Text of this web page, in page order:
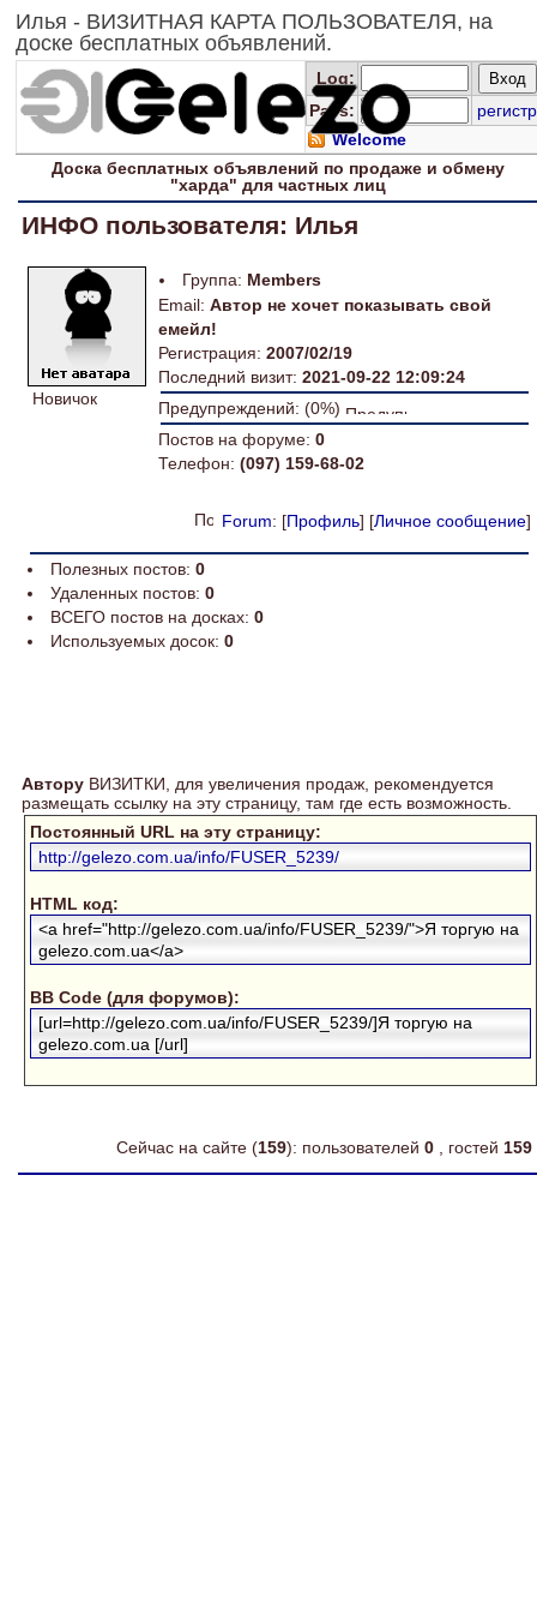
Илья - ВИЗИТНАЯ КАРТА ПОЛЬЗОВАТЕЛЯ, на
доске бесплатных объявлений.
Log:
Pass:
регистр
Welcome
Доскабесплатных объявлений по продаже и обмену
"харда" длячастных лиц
ИНФО пользователя: Илья
Новичок
Группа: Members
Email: Автор не хочет показывать свой
емейл!
Регистрация: 2007/02/19
Последний визит: 2021-09-22 12:09:24
Предупреждений: (0%)
Постов на форуме: 0
Телефон: (097) 159-68-02
Forum: [Профиль] [Личное сообщение]
Полезных постов: 0
Удаленных постов: 0
ВСЕГО постов на досках: 0
Используемых досок: 0
Автору ВИЗИТКИ, для увеличения продаж, рекомендуется
размещать ссылку на эту страницу, там где есть возможность.
Постоянный URL на эту страницу:
http://gelezo.com.ua/info/FUSER_5239/
HTML код:
<a href="http://gelezo.com.ua/info/FUSER_5239/">Я торгую на
gelezo.com.ua</a>
BB Code (для форумов):
[url=http://gelezo.com.ua/info/FUSER_5239/]Я торгую на
gelezo.com.ua [/url]
Сейчас на сайте (159): пользователей 0 , гостей 159